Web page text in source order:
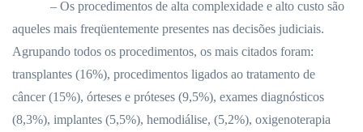
– Os procedimentos de alta complexidade e alto custo são
aqueles mais freqüentemente presentes nas decisões judiciais.
Agrupando todos os procedimentos, os mais citados foram:
transplantes (16%), procedimentos ligados ao tratamento de
câncer (15%), órteses e próteses (9,5%), exames diagnósticos
(8,3%), implantes (5,5%), hemodiálise, (5,2%), oxigenoterapia